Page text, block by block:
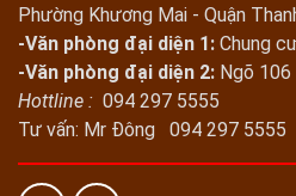
Phường Khương Mai - Quận
-Văn phòng đại diện 1: Chung
-Văn phòng đại diện 2: Ngõ
Hottline : 094 297 5555
Tư vấn: Mr Đông 094 297 5555